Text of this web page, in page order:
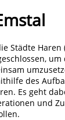
Städte
des
Es geht
und